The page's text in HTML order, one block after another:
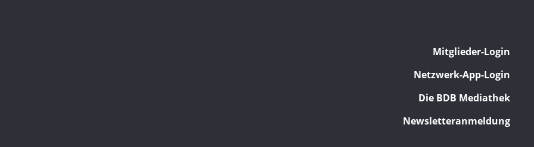
Mitglieder-Login
Netzwerk-App-Login
Die BDB Mediathek
Newsletteranmeldung